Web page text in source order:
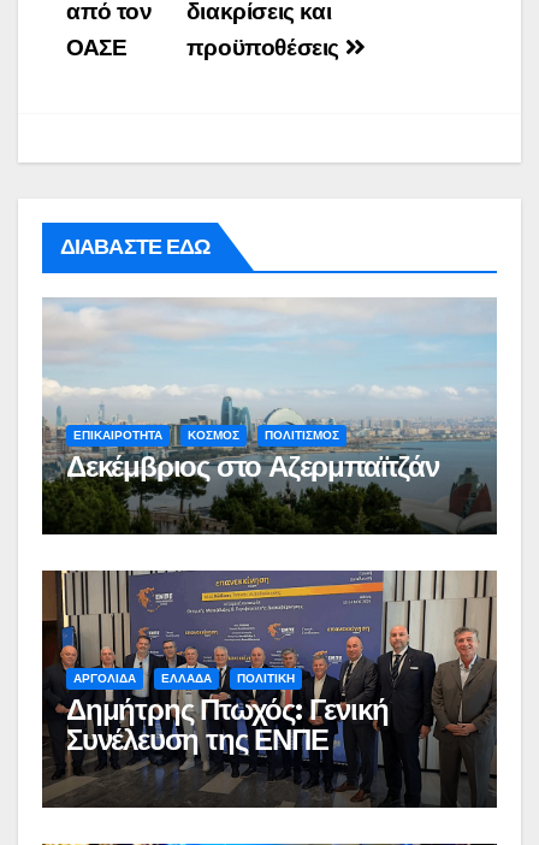
διακρίσεις και
προϋποθέσεις
από τον
ΟΑΣΕ
ΔΙΑΒΑΣΤΕ ΕΔΩ
ΕΠΙΚΑΙΡΟΤΗΤΑ ΚΟΣΜΟΣ ΠΟΛΙΤΙΣΜΟΣ
Δεκέμβριος στο Αζερμπαϊτζάν
ΑΡΓΟΛΙΔΑ ΕΛΛΑΔΑ ΠΟΛΙΤΙΚΗ
Δημήτρης Πτωχός: Γενική
Συνέλευση της ΕΝΠΕ